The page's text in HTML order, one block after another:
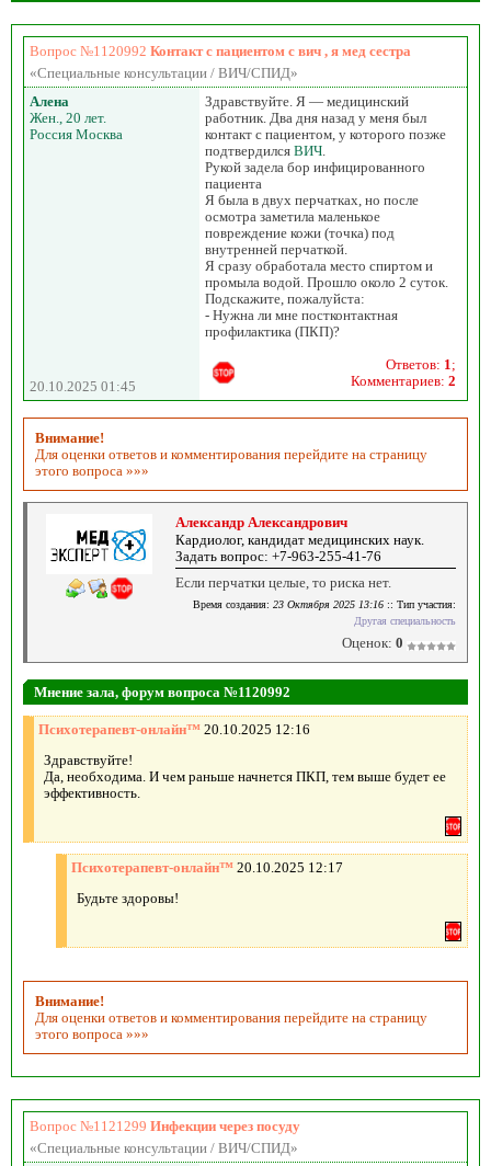
Вопрос №1120992 Контакт с пациентом с вич , я мед сестра
«Специальные консультации / ВИЧ/СПИД»
Алена
Жен., 20 лет.
Россия Москва
Здравствуйте. Я — медицинский
работник. Два дня назад у меня был
контакт с пациентом, у которого позже
подтвердился ВИЧ
Рукой задела бор инфицированного
пациента
Я была в двух перчатках, но после
осмотра заметила маленькое
повреждение кожи (точка) под
внутренней перчаткой.
Я сразу обработала место спиртом и
промыла водой. Прошло около 2 суток.
Подскажите, пожалуйста:
- Нужна ли мне постконтактная
профилактика (ПКП)?
20.10.2025 01:45
Ответов: 1 ;
Комментариев: 2
Внимание!
Для оценки ответов и комментирования перейдите на страницу
этого вопроса »»»
Александр Александрович
Кардиолог, кандидат медицинских наук.
Задать вопрос: +7-963-255-41-76
Если перчатки целые, то риска нет.
Время создания: 23 Октября 2025 13:16 :: Тип участия:
Другая специальность
Оценок: 0
Мнение зала, форум вопроса №1120992
Психотерапевт-онлайн™ 20.10.2025 12:16
Здравствуйте!
Да, необходима. И чем раньше начнется ПКП, тем выше будет ее
эффективность.
Психотерапевт-онлайн™ 20.10.2025 12:17
Будьте здоровы!
Внимание!
Для оценки ответов и комментирования перейдите на страницу
этого вопроса »»»
Вопрос №1121299 Инфекции через посуду
«Специальные консультации / ВИЧ/СПИД»